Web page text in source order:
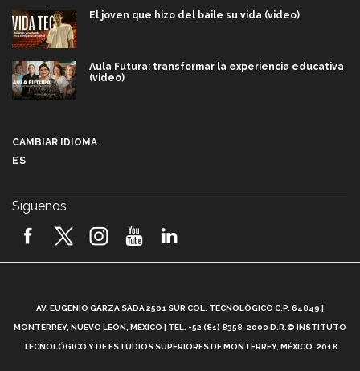
El joven que hizo del baile su vida (video)
Aula Futura: transformar la experiencia educativa
(video)
2026! (video)
¿Cómo es el Modelo Educativo Tec? (video)
CAMBIAR IDIOMA
ES
Síguenos
AV. EUGENIO GARZA SADA 2501 SUR COL. TECNOLÓGICO C.P. 64849 |
MONTERREY, NUEVO LEÓN, MÉXICO | TEL. +52 (81) 8358-2000 D.R.© INSTITUTO
TECNOLÓGICO Y DE ESTUDIOS SUPERIORES DE MONTERREY, MÉXICO. 2018